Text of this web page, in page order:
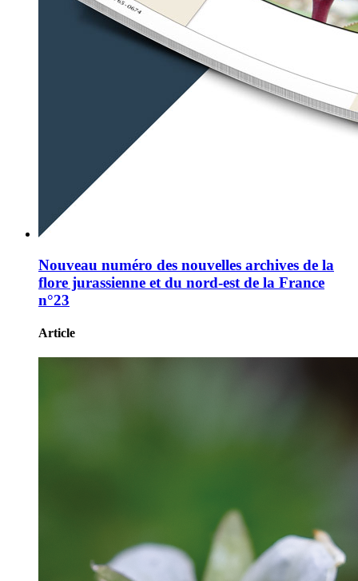
Nouveau numéro des nouvelles archives de la
flore jurassienne et du nord-est de la France
n°23
Article